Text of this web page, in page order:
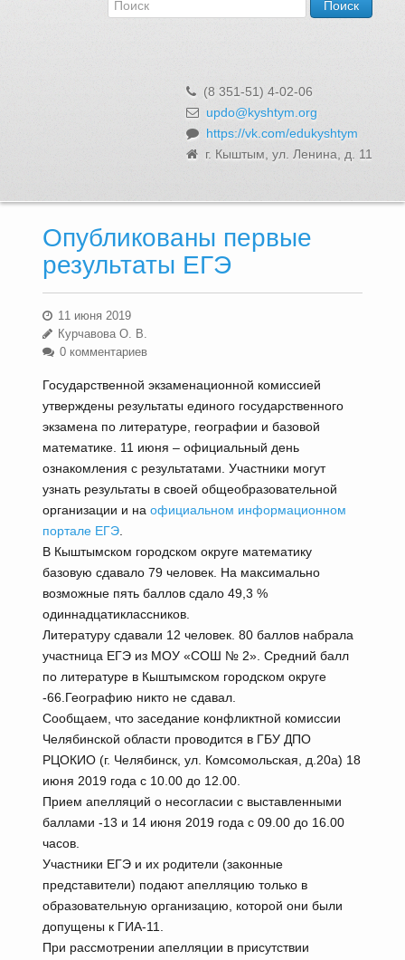
(8 351-51) 4-02-06
updo@kyshtym.org
https://vk.com/edukyshtym
г. Кыштым, ул. Ленина, д. 11
Об Управлении
Муниципальная служба и вакансии
Информационные системы, реестры и банки данных
Закупки для муниципальных нужд
Использование бюджетных средств
Опубликованы первые
результаты ЕГЭ
11 июня 2019
Курчавова О. В.
0 комментариев
Государственной экзаменационной комиссией
утверждены результаты единого государственного
экзамена по литературе, географии и базовой
математике. 11 июня – официальный день
ознакомления с результатами. Участники могут
узнать результаты в своей общеобразовательной
организации и на официальном информационном
портале ЕГЭ.
В Кыштымском городском округе математику
базовую сдавало 79 человек. На максимально
возможные пять баллов сдало 49,3 %
одиннадцатиклассников.
Литературу сдавали 12 человек. 80 баллов набрала
участница ЕГЭ из МОУ «СОШ № 2». Средний балл
по литературе в Кыштымском городском округе
-66.Географию никто не сдавал.
Сообщаем, что заседание конфликтной комиссии
Челябинской области проводится в ГБУ ДПО
РЦОКИО (г. Челябинск, ул. Комсомольская, д.20а) 18
июня 2019 года с 10.00 до 12.00.
Прием апелляций о несогласии с выставленными
баллами -13 и 14 июня 2019 года с 09.00 до 16.00
часов.
Участники ЕГЭ и их родители (законные
представители) подают апелляцию только в
образовательную организацию, которой они были
допущены к ГИА-11.
При рассмотрении апелляции в присутствии